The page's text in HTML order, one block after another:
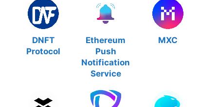
DNFT
Protocol
Ethereum
Push
Notification
Service
MXC